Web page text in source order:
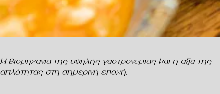
Η βιομηχανία της υψηλής γαστρονομίας και η αξία της
απλότητας στη σημερινή εποχή.